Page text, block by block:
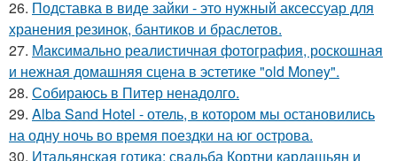
26. Подставка в виде зайки - это нужный аксессуар для
хранения резинок, бантиков и браслетов.
27. Максимально реалистичная фотография, роскошная
и нежная домашняя сцена в эстетике "old Money".
28. Собираюсь в Питер ненадолго.
29. Alba Sand Hotel - отель, в котором мы остановились
на одну ночь во время поездки на юг острова.
30. Итальянская готика: свадьба Кортни кардашьян и